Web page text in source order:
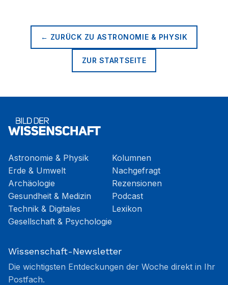
← ZURÜCK ZU ASTRONOMIE & PHYSIK
ZUR STARTSEITE
Astronomie & Physik
Erde & Umwelt
Archäologie
Gesundheit & Medizin
Technik & Digitales
Gesellschaft & Psychologie
Kolumnen
Nachgefragt
Rezensionen
Podcast
Lexikon
Wissenschaft-Newsletter
Die wichtigsten Entdeckungen der Woche direkt in Ihr
Postfach.